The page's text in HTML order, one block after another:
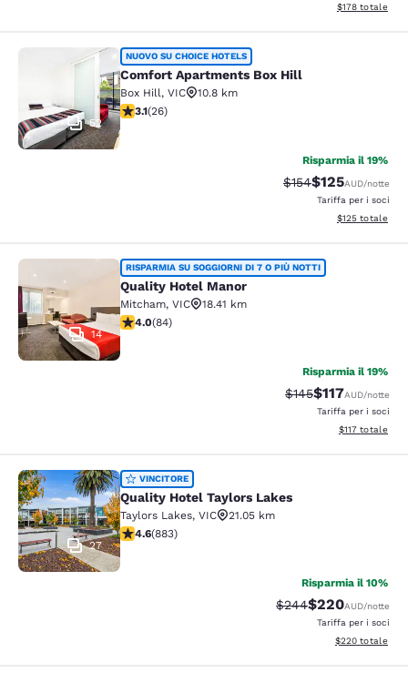
Visualizza i
$178 totale
Comfort Apartments Box Hill
52
NUOVO SU CHOICE HOTELS
Comfort Apartments Box Hill
Box Hill, VIC
10.8 km
Valutazione di 3.12 stelle. Buono. 26 recensioni
3.1(26)
Risparmia il 19%
Tariffa di barratura:
$154Tariffa
$125AUD/notte
Tariffa per i soci
Visualizza i
$125 totale
Quality Hotel Manor
14
RISPARMIA SU SOGGIORNI DI 7 O PIÙ NOTTI
Quality Hotel Manor
Mitcham, VIC
18.41 km
Valutazione di 3.95 stelle. Buono. 84 recensioni
4.0(84)
Risparmia il 19%
Tariffa di barratura:
$145Tariffa
$117AUD/notte
Tariffa per i soci
Visualizza i
$117 totale
Quality Hotel Taylors Lakes
27
VINCITORE
Quality Hotel Taylors Lakes
Taylors Lakes, VIC
21.05 km
Valutazione di 4.61 stelle. Eccezionale. 883 recensioni
4.6(883)
Risparmia il 10%
Tariffa di barratura:
$244Tariffa
$220AUD/notte
Tariffa per i soci
Visualizza i
$220 totale